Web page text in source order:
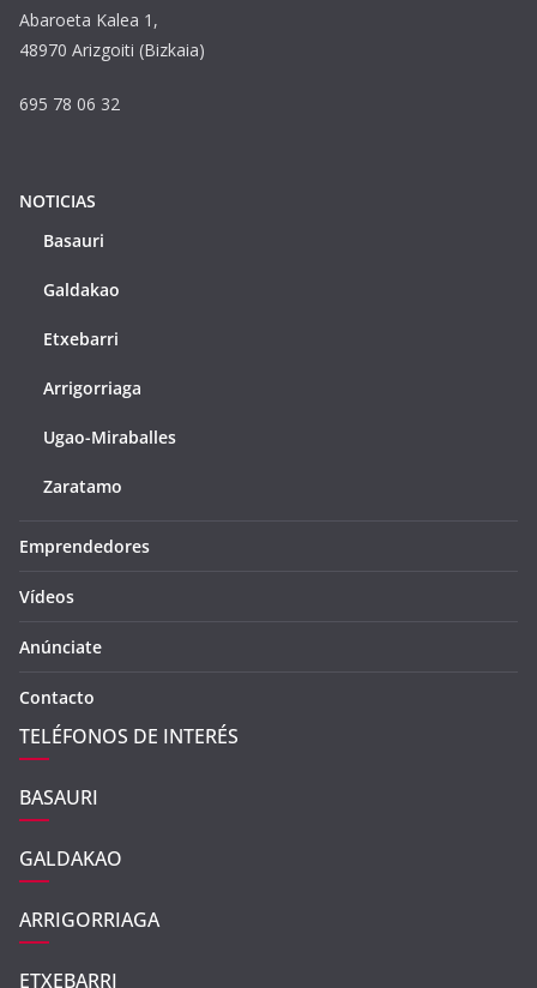
Abaroeta Kalea 1,
48970 Arizgoiti (Bizkaia)
695 78 06 32
NOTICIAS
Basauri
Galdakao
Etxebarri
Arrigorriaga
Ugao-Miraballes
Zaratamo
Emprendedores
Vídeos
Anúnciate
Contacto
TELÉFONOS DE INTERÉS
BASAURI
GALDAKAO
ARRIGORRIAGA
ETXEBARRI